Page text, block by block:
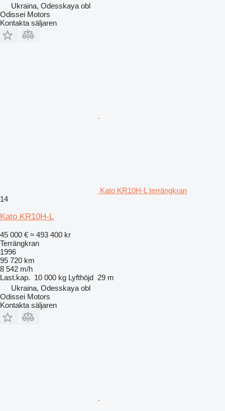
Ukraina, Odesskaya obl
Odissei Motors
Kontakta säljaren
Kato KR10H-L terrängkran
14
Kato KR10H-L
45 000 € ≈ 493 400 kr
Terrängkran
1996
95 720 km
8 542 m/h
Last.kap. 10 000 kg Lyfthöjd 29 m
Ukraina, Odesskaya obl
Odissei Motors
Kontakta säljaren